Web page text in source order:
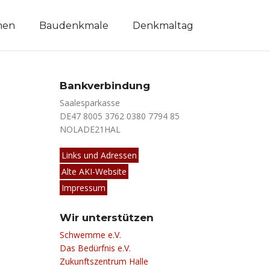
Baudenkmale Denkmaltag
Bankverbindung
Saalesparkasse
DE47 8005 3762 0380 7794 85
NOLADE21HAL
Links und Adressen
Alte AKI-Website
Impressum
Wir unterstützen
Schwemme e.V.
Das Bedürfnis e.V.
Zukunftszentrum Halle